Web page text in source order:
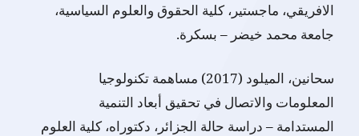
الافريقي، ماجستير، كلية الحقوق والعلوم السياسية،
جامعة محمد خيضر – بسكرة.
سحانين، الميلود (2017) مساهمة تكنولوجيا
المعلومات والاتصال في تحقيق أبعاد التنمية
المستدامة – دراسة حالة الجزائر، دكتوراه، كلية العلوم